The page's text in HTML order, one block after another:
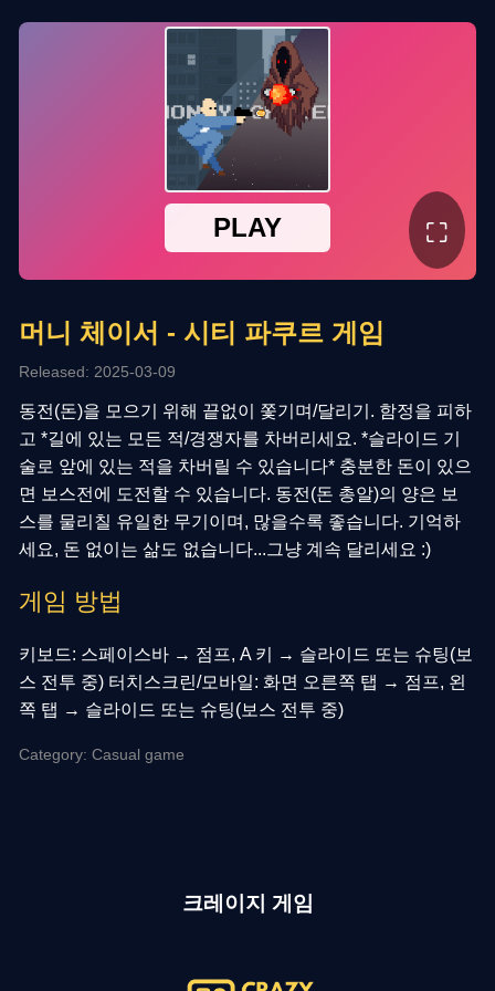
⛶
머니 체이서 - 시티 파쿠르 게임
Released: 2025-03-09
동전(돈)을 모으기 위해 끝없이 쫓기며/달리기. 함정을 피하
고 *길에 있는 모든 적/경쟁자를 차버리세요. *슬라이드 기
술로 앞에 있는 적을 차버릴 수 있습니다* 충분한 돈이 있으
면 보스전에 도전할 수 있습니다. 동전(돈 총알)의 양은 보
스를 물리칠 유일한 무기이며, 많을수록 좋습니다. 기억하
세요, 돈 없이는 삶도 없습니다...그냥 계속 달리세요 :)
게임 방법
키보드: 스페이스바 → 점프, A 키 → 슬라이드 또는 슈팅(보
스 전투 중) 터치스크린/모바일: 화면 오른쪽 탭 → 점프, 왼
쪽 탭 → 슬라이드 또는 슈팅(보스 전투 중)
Category: Casual game
크레이지 게임